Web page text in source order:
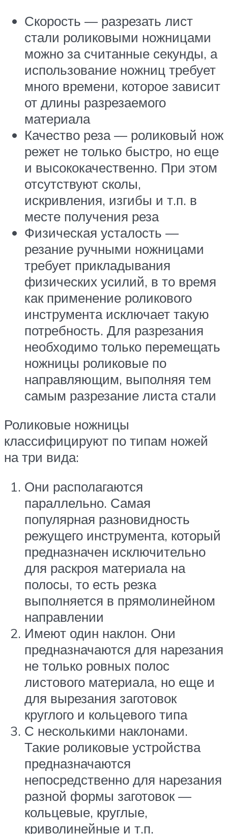
Скорость — разрезать лист
стали роликовыми ножницами
можно за считанные секунды, а
использование ножниц требует
много времени, которое зависит
от длины разрезаемого
материала
Качество реза — роликовый нож
режет не только быстро, но еще
и высококачественно. При этом
отсутствуют сколы,
искривления, изгибы и т.п. в
месте получения реза
Физическая усталость —
резание ручными ножницами
требует прикладывания
физических усилий, в то время
как применение роликового
инструмента исключает такую
потребность. Для разрезания
необходимо только перемещать
ножницы роликовые по
направляющим, выполняя тем
самым разрезание листа стали
Роликовые ножницы
классифицируют по типам ножей
на три вида:
Они располагаются
параллельно. Самая
популярная разновидность
режущего инструмента, который
предназначен исключительно
для раскроя материала на
полосы, то есть резка
выполняется в прямолинейном
направлении
Имеют один наклон. Они
предназначаются для нарезания
не только ровных полос
листового материала, но еще и
для вырезания заготовок
круглого и кольцевого типа
С несколькими наклонами.
Такие роликовые устройства
предназначаются
непосредственно для нарезания
разной формы заготовок —
кольцевые, круглые,
криволинейные и т.п.